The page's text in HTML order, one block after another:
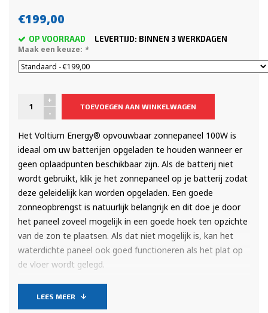
€199,00
OP VOORRAAD LEVERTIJD: BINNEN 3 WERKDAGEN
Maak een keuze: *
+
-
TOEVOEGEN AAN WINKELWAGEN
Het Voltium Energy® opvouwbaar zonnepaneel 100W is
ideaal om uw batterijen opgeladen te houden wanneer er
geen oplaadpunten beschikbaar zijn. Als de batterij niet
wordt gebruikt, klik je het zonnepaneel op je batterij zodat
deze geleidelijk kan worden opgeladen. Een goede
zonneopbrengst is natuurlijk belangrijk en dit doe je door
het paneel zoveel mogelijk in een goede hoek ten opzichte
van de zon te plaatsen. Als dat niet mogelijk is, kan het
waterdichte paneel ook goed functioneren als het plat op
de vloer wordt gelegd.
De ervaring van ons expertpanel is dat als je het paneel
altijd aansluit op je Voltium Energy® accu of Outdoor
LEES MEER